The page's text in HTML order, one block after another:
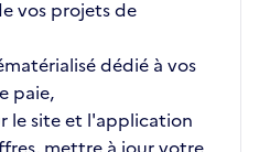
vos projets de
dédié à vos
paie,
le site et l'application